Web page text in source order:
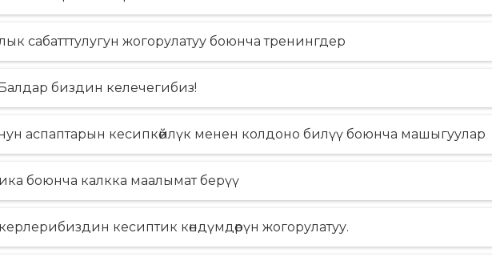
сабатттулугун жогорулатуу боюнча тренингдер
биздин келечегибиз!
аспаптарын кесипкѳйлүк менен колдоно билүү боюнча машыгуулар
боюнча калкка маалымат берүү
кесиптик кѳндүмдѳрүн жогорулатуу.
СҮЙҮҮ МЕНЕН БЫШЫРЫЛГАН НАН
АЗЫКТАР!